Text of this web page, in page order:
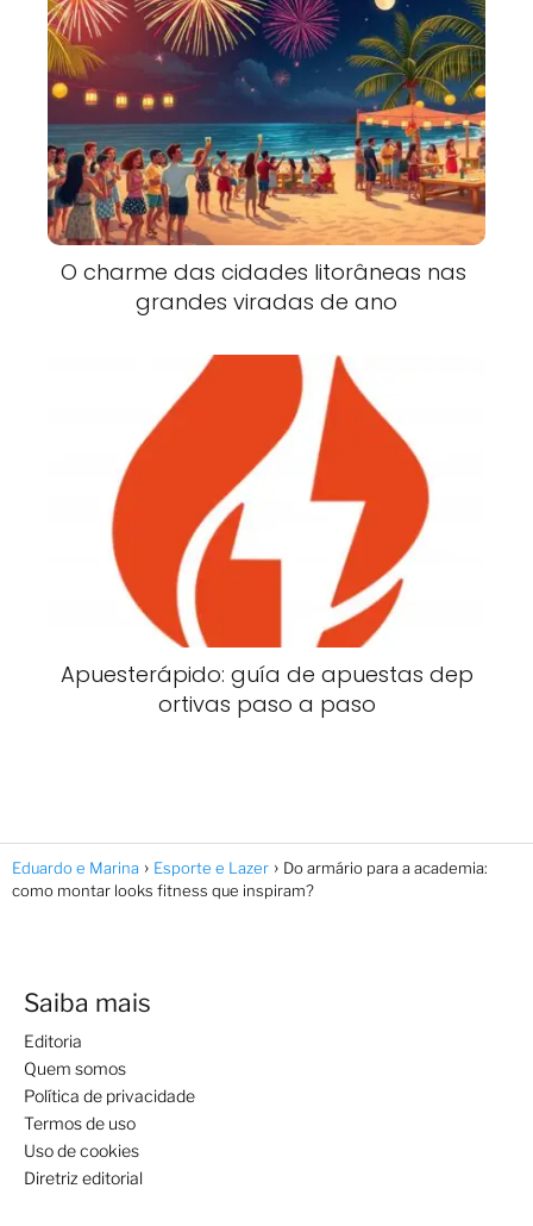
O charme das cidades litorâneas nas
grandes viradas de ano
Apuesterápido: guía de apuestas dep
ortivas paso a paso
Eduardo e Marina Esporte e Lazer
Do armário para a academia:
como montar looks fitness que inspiram?
Saiba mais
Editoria
Quem somos
Política de privacidade
Termos de uso
Uso de cookies
Diretriz editorial